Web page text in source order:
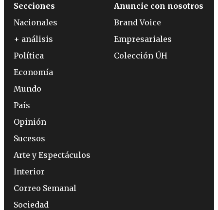
Secciones
Nacionales
+ análisis
Política
Economía
Mundo
País
Opinión
Sucesos
Arte y Espectáculos
Interior
Correo Semanal
Sociedad
Anuncie con nosotros
Brand Voice
Empresariales
Colección ÚH